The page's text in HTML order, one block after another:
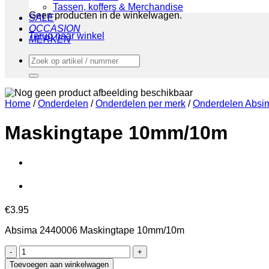
Geen producten in de winkelwagen.
Terug naar winkel
Tassen, koffers & Merchandise
SALE
OCCASION
MERKEN
Zoeken
naar:
Home / Onderdelen / Onderdelen per merk / Onderdelen
Maskingtape 10mm/10m
€3.95
Absima 2440006 Maskingtape 10mm/10m
Maskingtape
10mm/10m
Toevoegen aan winkelwagen